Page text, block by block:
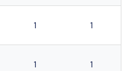
1 1
1 1